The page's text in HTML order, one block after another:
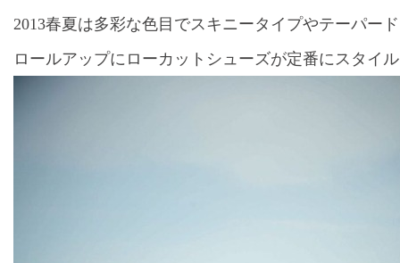
2013春夏は多彩な色目でスキニータイプやテーパー
ロールアップにローカットシューズが定番にスタイ